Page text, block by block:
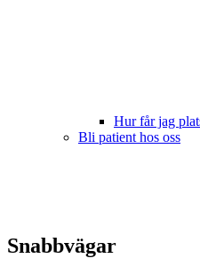
Hur får jag
Bli patient hos oss
Snabbvägar